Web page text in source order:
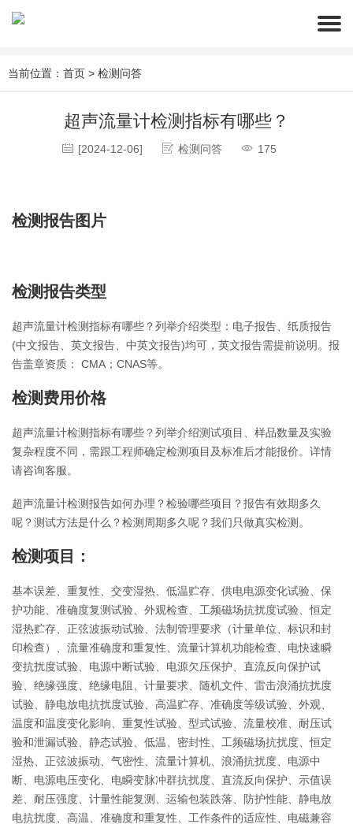
当前位置： 首页 > 检测问答
超声流量计检测指标有哪些？
[2024-12-06] 检测问答 175
检测报告图片
检测报告类型
超声流量计检测指标有哪些？列举介绍类型：电子报告、纸质报告
(中文报告、英文报告、中英文报告)均可，英文报告需提前说明。报
告盖章资质： CMA；CNAS等。
检测费用价格
超声流量计检测指标有哪些？列举介绍测试项目、样品数量及实验
复杂程度不同，需跟工程师确定检测项目及标准后才能报价。详情
请咨询客服。
超声流量计检测报告如何办理？检验哪些项目？报告有效期多久
呢？测试方法是什么？检测周期多久呢？我们只做真实检测。
检测项目：
基本误差、重复性、交变湿热、低温贮存、供电电源变化试验、保
护功能、准确度复测试验、外观检查、工频磁场抗扰度试验、恒定
湿热贮存、正弦波振动试验、法制管理要求（计量单位、标识和封
印检查）、流量准确度和重复性、流量计算机功能检查、电快速瞬
变抗扰度试验、电源中断试验、电源欠压保护、直流反向保护试
验、绝缘强度、绝缘电阻、计量要求、随机文件、雷击浪涌抗扰度
试验、静电放电抗扰度试验、高温贮存、准确度等级试验、外观、
温度和温度变化影响、重复性试验、型式试验、流量校准、耐压试
验和泄漏试验、静态试验、低温、密封性、工频磁场抗扰度、恒定
湿热、正弦波振动、气密性、流量计算机、浪涌抗扰度、电源中
断、电源电压变化、电瞬变脉冲群抗扰度、直流反向保护、示值误
差、耐压强度、计量性能复测、运输包装跌落、防护性能、静电放
电抗扰度、高温、准确度和重复性、工作条件的适应性、电磁兼容